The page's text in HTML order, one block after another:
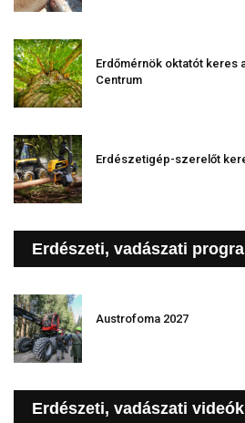
Erdőmérnök oktatót keres
Centrum
Erdészetigép-szerelőt
Erdészeti, vadászati
Austrofoma 2027
Erdészeti, vadászati videók